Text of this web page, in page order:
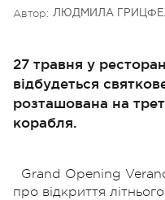
Автор: ЛЮДМИЛА
27 травня у
відбудеться
розташована на
корабля.
Grand Opening
про відкриття